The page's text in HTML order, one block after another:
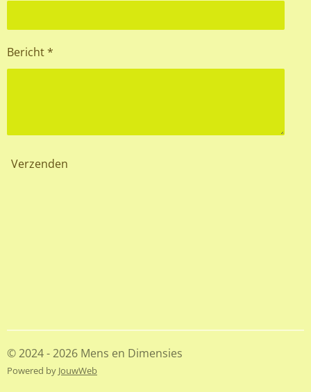
Bericht *
Verzenden
© 2024 - 2026 Mens en Dimensies
Powered by JouwWeb